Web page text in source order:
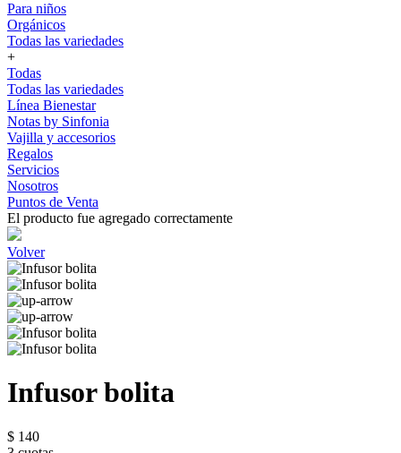
Para niños
Orgánicos
Todas las variedades
+
Todas
Todas las variedades
Línea Bienestar
Notas by Sinfonia
Vajilla y accesorios
Regalos
Servicios
Nosotros
Puntos de Venta
El producto fue agregado correctamente
Volver
Infusor bolita
$ 140